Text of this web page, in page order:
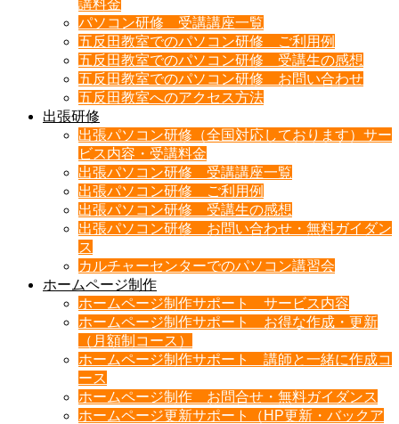
講料金
パソコン研修 受講講座一覧
五反田教室でのパソコン研修 ご利用例
五反田教室でのパソコン研修 受講生の感想
五反田教室でのパソコン研修 お問い合わせ
五反田教室へのアクセス方法
出張研修
出張パソコン研修（全国対応しております）サー
ビス内容・受講料金
出張パソコン研修 受講講座一覧
出張パソコン研修 ご利用例
出張パソコン研修 受講生の感想
出張パソコン研修 お問い合わせ・無料ガイダン
ス
カルチャーセンターでのパソコン講習会
ホームページ制作
ホームページ制作サポート サービス内容
ホームページ制作サポート お得な作成・更新
（月額制コース）
ホームページ制作サポート 講師と一緒に作成コ
ース
ホームページ制作 お問合せ・無料ガイダンス
ホームページ更新サポート（HP更新・バックア